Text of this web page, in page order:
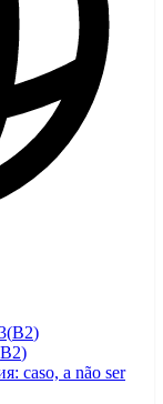
(B2)
B2)
caso, a não ser